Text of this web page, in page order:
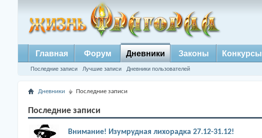
Главная Форум Дневники
Последние записи Лучшие записи Дневники пользователей
Законы Конкурсы
Дневники Последние записи
Последние записи
Внимание! Изумрудная лихорадка 27.12-31.12!